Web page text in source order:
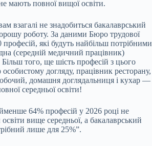
мають повної вищої освіти.
взагалі не знадобиться бакалаврський
роботу. За даними Бюро трудової
які будуть найбільш потрібними
(середній медичний працівник)
того, ще шість професій з цього
догляду, працівник ресторану,
домашня доглядальниця і кухар —
середньої освіти!
64% професій у 2026 році не
вище середньої, а бакалаврський
лише для 25%”.